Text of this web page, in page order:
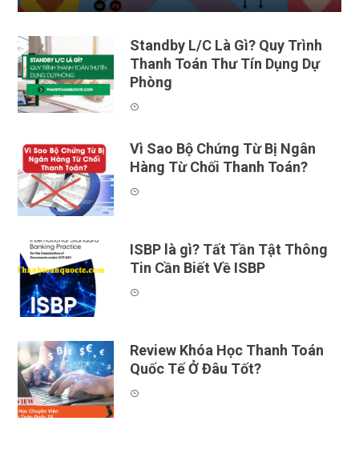
Trong thương mại quốc tế, phương thức thanh toán
Standby L/C Là Gì? Quy Trình
Thanh Toán Thư Tín Dụng Dự
Phòng
Vì Sao Bộ Chứng Từ Bị Ngân
Hàng Từ Chối Thanh Toán?
ISBP là gì? Tất Tần Tật Thông
Tin Cần Biết Về ISBP
Review Khóa Học Thanh Toán
Quốc Tế Ở Đâu Tốt?